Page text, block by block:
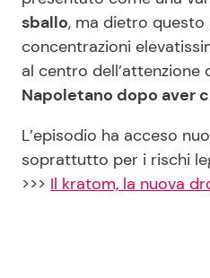
sballo, ma dietro questo
concentrazioni
al centro dell’attenzione
Napoletano dopo aver
L’episodio ha acceso
soprattutto per i rischi
>>> Il kratom, la nuova